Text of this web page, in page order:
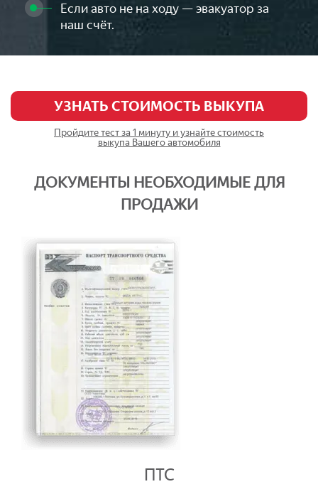
Если авто не на ходу — эвакуатор за
наш счёт.
УЗНАТЬ СТОИМОСТЬ ВЫКУПА
Пройдите тест за 1 минуту и узнайте стоимость
выкупа Вашего автомобиля
ДОКУМЕНТЫ НЕОБХОДИМЫЕ ДЛЯ
ПРОДАЖИ
ПТС